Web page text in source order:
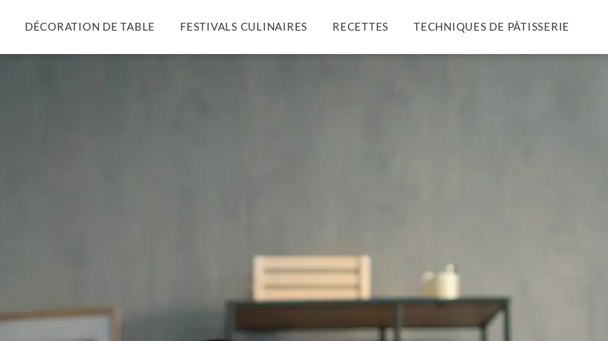
DÉCORATION DE TABLE FESTIVALS CULINAIRES RECETTES TECHNIQUES DE PÂTISSERIE